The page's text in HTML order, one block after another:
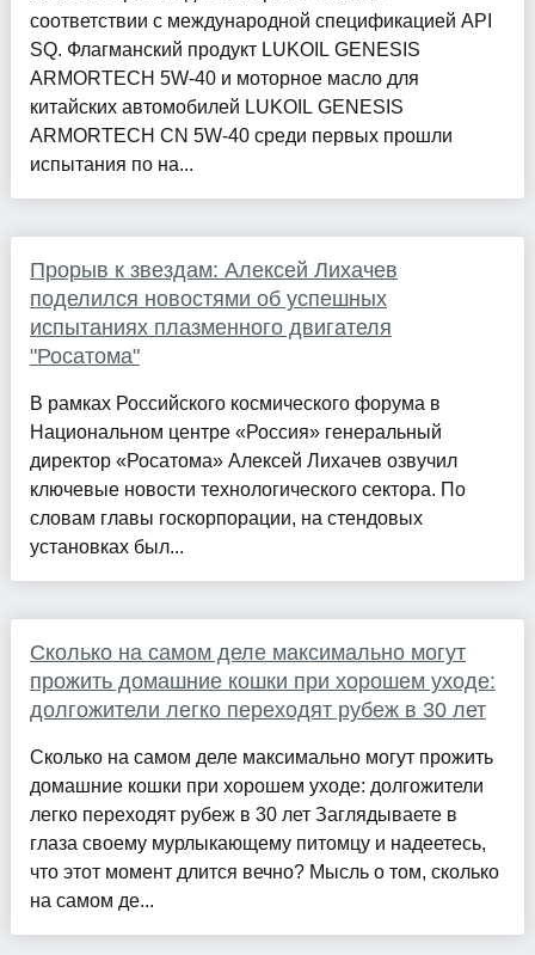
соответствии с международной спецификацией API
SQ. Флагманский продукт LUKOIL GENESIS
ARMORTECH 5W-40 и моторное масло для
китайских автомобилей LUKOIL GENESIS
ARMORTECH CN 5W-40 среди первых прошли
испытания по на...
Прорыв к звездам: Алексей Лихачев
поделился новостями об успешных
испытаниях плазменного двигателя
"Росатома"
В рамках Российского космического форума в
Национальном центре «Россия» генеральный
директор «Росатома» Алексей Лихачев озвучил
ключевые новости технологического сектора. По
словам главы госкорпорации, на стендовых
установках был...
Сколько на самом деле максимально могут
прожить домашние кошки при хорошем уходе:
долгожители легко переходят рубеж в 30 лет
Сколько на самом деле максимально могут прожить
домашние кошки при хорошем уходе: долгожители
легко переходят рубеж в 30 лет Заглядываете в
глаза своему мурлыкающему питомцу и надеетесь,
что этот момент длится вечно? Мысль о том, сколько
на самом де...